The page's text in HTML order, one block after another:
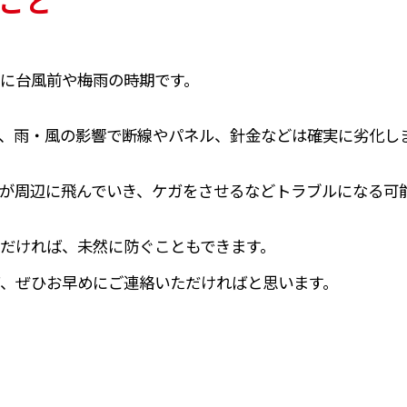
台風前や梅雨の時期です。
雨・風の影響で断線やパネル、針金などは確実に劣化し
周辺に飛んでいき、ケガをさせるなどトラブルになる
れば、未然に防ぐこともできます。
ひお早めにご連絡いただければと思います。